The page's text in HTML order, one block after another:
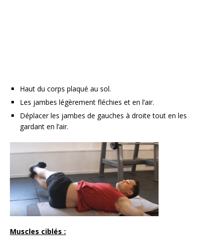
Haut du corps plaqué au sol.
Les jambes légèrement fléchies et en l’air.
Déplacer les jambes de gauches à droite tout en les
gardant en l’air.
Muscles ciblés :